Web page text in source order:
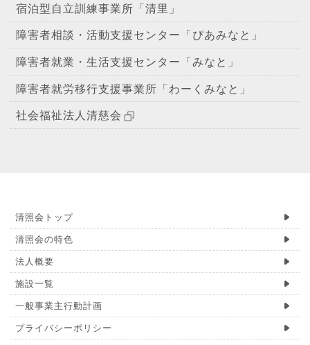
宿泊型自立訓練事業所「清里」
障害者相談・活動支援センター「ぴあみなと」
障害者就業・生活支援センター「みなと」
障害者就労移行支援事業所「わーくみなと」
社会福祉法人清慈会
清照会トップ
清照会の特色
法人概要
施設一覧
一般事業主行動計画
プライバシーポリシー